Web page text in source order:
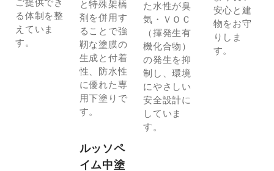
ご提供でき
る体制を整
えていま
す。
と特殊架橋
剤を併用す
ることで強
靭な塗膜の
生成と付着
性、防水性
に優れた専
用下塗りで
す。
ルッソペ
イム中塗
た水性が臭
気・ＶＯＣ
（揮発生有
機化合物）
の発生を抑
制し、環境
にやさしい
安全設計に
していま
す。
安心と建
物をお守
りしま
す。